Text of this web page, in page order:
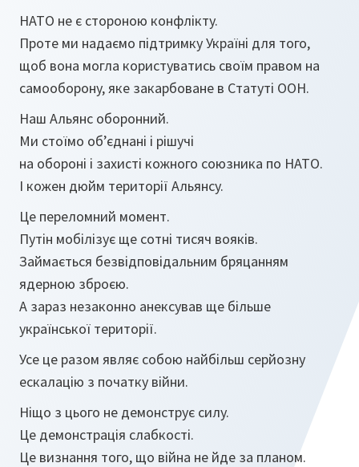
НАТО не є стороною конфлікту.
Проте ми надаємо підтримку Україні для того,
щоб вона могла користуватись своїм правом на
самооборону, яке закарбоване в Статуті ООН.
Наш Альянс оборонний.
Ми стоїмо об’єднані і рішучі
на обороні і захисті кожного союзника по НАТО.
І кожен дюйм території Альянсу.
Це переломний момент.
Путін мобілізує ще сотні тисяч вояків.
Займається безвідповідальним бряцанням
ядерною зброєю.
А зараз незаконно анексував ще більше
української території.
Усе це разом являє собою найбільш серйозну
ескалацію з початку війни.
Ніщо з цього не демонструє силу.
Це демонстрація слабкості.
Це визнання того, що війна не йде за планом.